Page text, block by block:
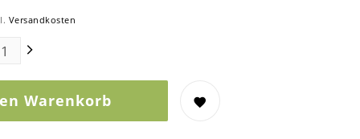
Versandkosten
Warenkorb